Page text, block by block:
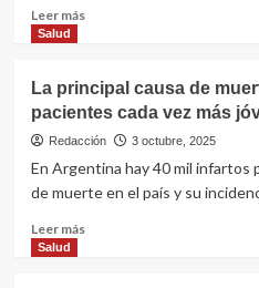
en
jaque
Leer másLeer
silenciosa:
uno
de
cada
argentinos
Salud
La principal causa de
pacientes cada vez más
Redacción 3 octubre, 2025
En Argentina hay 40 mil infartos
de muerte en el país y su
Leer másLeer
Salud